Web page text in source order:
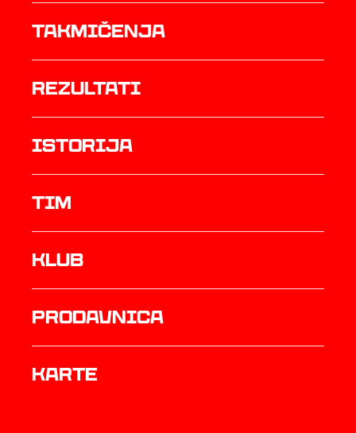
Takmičenja
rezultati
istorija
TIM
Klub
prodavnica
Karte